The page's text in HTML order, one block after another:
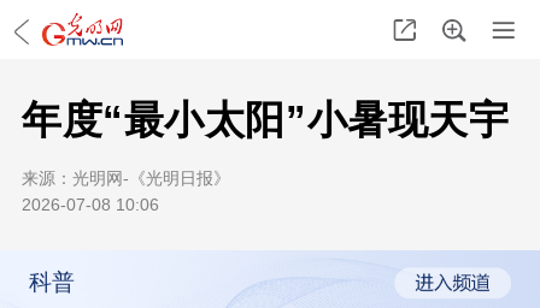
年度“最小太阳”小暑现天宇
来源： 光明网-《光明日报》
2026-07-08 10:06
科普